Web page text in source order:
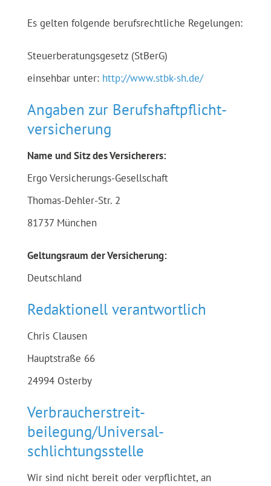
Es gelten folgende berufsrechtliche Regelungen:
Steuerberatungsgesetz (StBerG)
einsehbar unter: http://www.stbk-sh.de/
Angaben zur Berufs­haftpflicht­
versicherung
Name und Sitz des Versicherers:
Ergo Versicherungs-Gesellschaft
Thomas-Dehler-Str. 2
81737 München
Geltungsraum der Versicherung:
Deutschland
Redaktionell verantwortlich
Chris Clausen
Hauptstraße 66
24994 Osterby
Verbraucher­streit­
beilegung/Universal­
schlichtungs­stelle
Wir sind nicht bereit oder verpflichtet, an